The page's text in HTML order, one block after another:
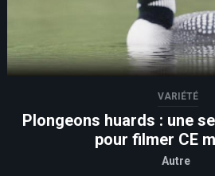
VARIÉTÉ
Plongeons huards : une
pour filmer CE
Autre